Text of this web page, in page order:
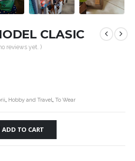
CLASIC
reviews yet. )
, Hobby and Travel, To Wear
ADD TO CART